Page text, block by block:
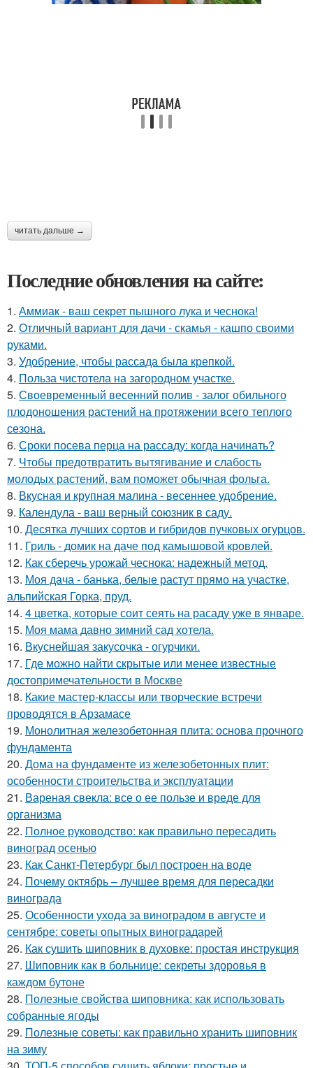
читать дальше →
Последние обновления на сайте:
1. Аммиак - ваш секрет пышного лука и чеснока!
2. Отличный вариант для дачи - скамья - кашпо своими
руками.
3. Удобрение, чтобы рассада была крепкoй.
4. Польза чистотела на загородном участке.
5. Своевременный весенний полив - залог обильного
плодоношения растений на протяжении всего теплого
сезона.
6. Сроки посева перца на рассаду: когда начинать?
7. Чтобы предотвратить вытягивание и слабость
молодых растений, вам поможет обычная фольга.
8. Вкусная и крупная малина - весеннее удобрение.
9. Календула - ваш верный союзник в саду.
10. Десятка лучших сортов и гибридов пучковых огурцов.
11. Гриль - домик на даче под камышовой кровлей.
12. Как сберечь урожай чеснока: надежный метод.
13. Моя дача - банька, белые растут прямо на участке,
альпийская Горка, пруд.
14. 4 цветка, которые соит сеять на расаду уже в январе.
15. Моя мама давно зимний сад хотела.
16. Вкуснейшая закусочка - огурчики.
17. Где можно найти скрытые или менее известные
достопримечательности в Москве
18. Какие мастер-классы или творческие встречи
проводятся в Арзамасе
19. Монолитная железобетонная плита: основа прочного
фундамента
20. Дома на фундаменте из железобетонных плит:
особенности строительства и эксплуатации
21. Вареная свекла: все о ее пользе и вреде для
организма
22. Полное руководство: как правильно пересадить
виноград осенью
23. Как Санкт-Петербург был построен на воде
24. Почему октябрь – лучшее время для пересадки
винограда
25. Особенности ухода за виноградом в августе и
сентябре: советы опытных виноградарей
26. Как сушить шиповник в духовке: простая инструкция
27. Шиповник как в больнице: секреты здоровья в
каждом бутоне
28. Полезные свойства шиповника: как использовать
собранные ягоды
29. Полезные советы: как правильно хранить шиповник
на зиму